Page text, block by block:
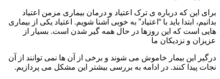
برای این که درباره ی ترک اعتیاد و درمان بیماری مزمن اعتیاد
بدانیم، ابتدا باید با “اعتیاد” به خوبی آشنا شویم. اعتیاد یکی از بیماری
هایی است که این روزها در حال همه گیر شدن است. بسیار از
عزیزان و نزدیکان ما
درگیر این بیمار خاموش می شوند و برخی از آن ها نمی توانند از آن
نجات پیدا کنند. در ادامه به بررسی بیشتر این مشکل می پردازیم.